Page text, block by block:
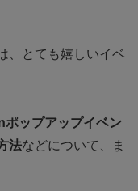
、とても嬉しいイベ
ップアップイベン
法などについて、ま